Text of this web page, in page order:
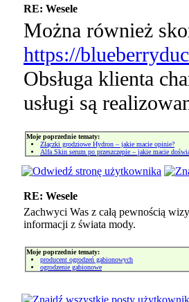
RE: Wesele
Można również
https://
Obsługa klienta
usługi są
Moje poprzednie tematy:
Złączki grodziowe Hydron – jakie macie opinie?
Alfa Skin serum po przeszczepie – jakie macie
RE: Wesele
Zachwyci Was z całą pewnością
informacji z świata mody.
Moje poprzednie tematy:
producent ogrodzeń gabionowych
ogrodzenie gabionowe